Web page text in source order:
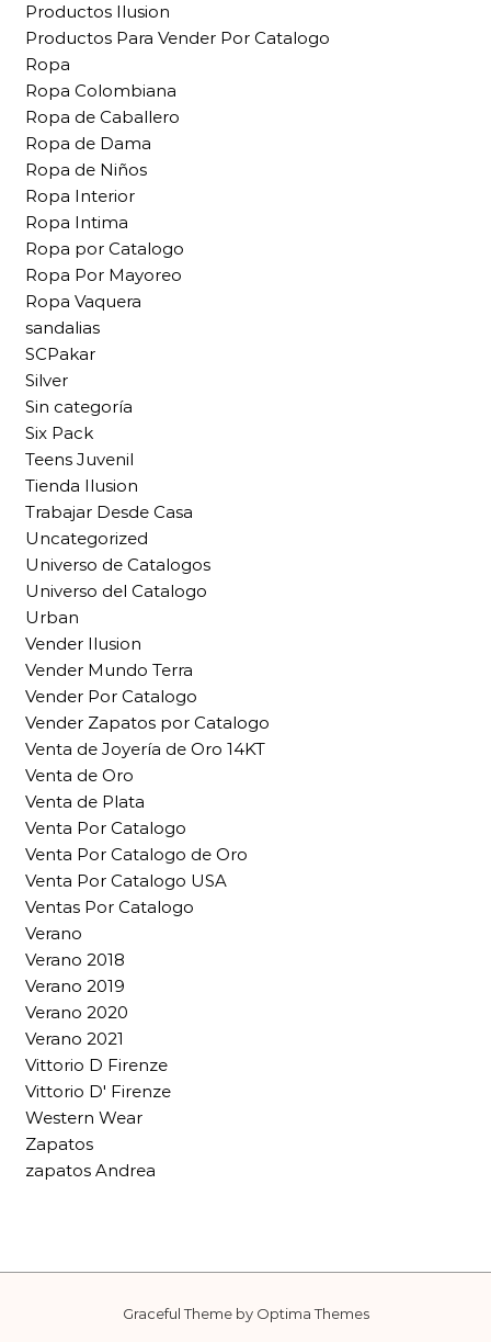
Productos Ilusion
Productos Para Vender Por Catalogo
Ropa
Ropa Colombiana
Ropa de Caballero
Ropa de Dama
Ropa de Niños
Ropa Interior
Ropa Intima
Ropa por Catalogo
Ropa Por Mayoreo
Ropa Vaquera
sandalias
SCPakar
Silver
Sin categoría
Six Pack
Teens Juvenil
Tienda Ilusion
Trabajar Desde Casa
Uncategorized
Universo de Catalogos
Universo del Catalogo
Urban
Vender Ilusion
Vender Mundo Terra
Vender Por Catalogo
Vender Zapatos por Catalogo
Venta de Joyería de Oro 14KT
Venta de Oro
Venta de Plata
Venta Por Catalogo
Venta Por Catalogo de Oro
Venta Por Catalogo USA
Ventas Por Catalogo
Verano
Verano 2018
Verano 2019
Verano 2020
Verano 2021
Vittorio D Firenze
Vittorio D' Firenze
Western Wear
Zapatos
zapatos Andrea
Graceful Theme by Optima Themes